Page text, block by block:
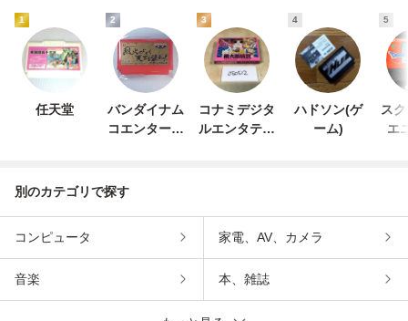
1
任天堂
2
バンダイナム
コエンターテ
3
コナミデジタ
ルエンタテイ
4
ハドソン(ゲ
ーム)
5
ス
エ
別のカテゴリで探す
コンピュータ 家電、AV、カメラ
音楽 本、雑誌